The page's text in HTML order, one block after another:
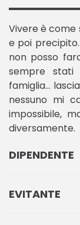
Vivere è come
e poi
non posso
sempre stati
famiglia…
nessuno mi
impossibile,
diversamente.
DIPENDENTE
EVITANTE